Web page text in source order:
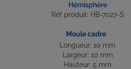
Hémisphère
Réf produit: HB-7027-S
Moule cadre
Longueur: 10 mm
Largeur: 10 mm
Hauteur: 5 mm